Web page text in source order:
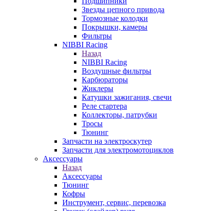
Звезды цепного привода
Тормозные колодки
Покрышки, камеры
Фильтры
NIBBI Racing
Назад
NIBBI Racing
Воздушные фильтры
Карбюраторы
Жиклеры
Катушки зажигания, свечи
Реле стартера
Коллекторы, патрубки
Тросы
Тюнинг
Запчасти на электроскутер
Запчасти для электромотоциклов
Аксессуары
Назад
Аксессуары
Тюнинг
Кофры
Инструмент, сервис, перевозка